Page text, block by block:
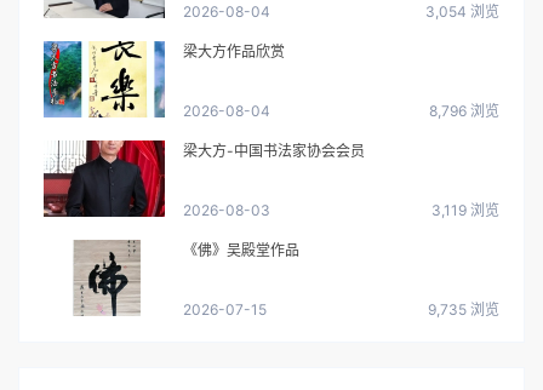
2026-08-04 3,054 浏览
梁大方作品欣赏
2026-08-04 8,796 浏览
梁大方-中国书法家协会会员
2026-08-03 3,119 浏览
《佛》吴殿堂作品
2026-07-15 9,735 浏览